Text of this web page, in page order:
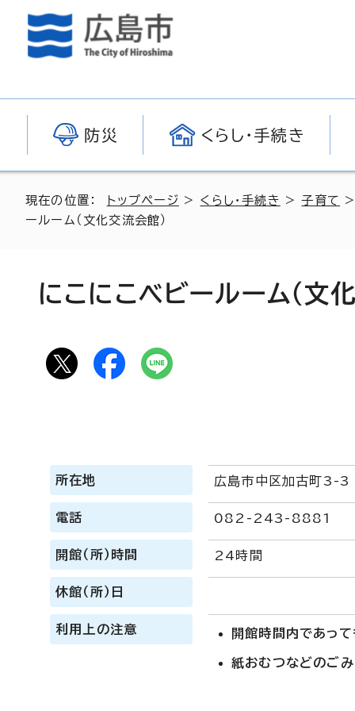
防災 くらし・手続き
現在の位置： トップページ > くらし・手続き >子育て
ールーム（文化交流会館）
にこにこベビールーム（文
所在地 広島市中区加古町3-3
電話 082-243-8881
開館（所）時間 24時間
休館（所）日
利用上の注意 開館時間内であっ
紙おむつなどのごみ